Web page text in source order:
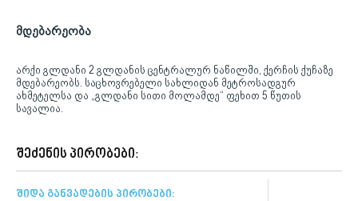
მდებარეობა
არქი გლდანი 2 გლდანის ცენტრალურ ნაწილში, ქერჩის ქუჩაზე
მდებარეობს. საცხოვრებელი სახლიდან მეტროსადგურ
ახმეტელსა და „გლდანი სითი მოლამდე“ ფეხით 5 წუთის
სავალია.
შეძენის პირობები:
შიდა განვადების პირობები: